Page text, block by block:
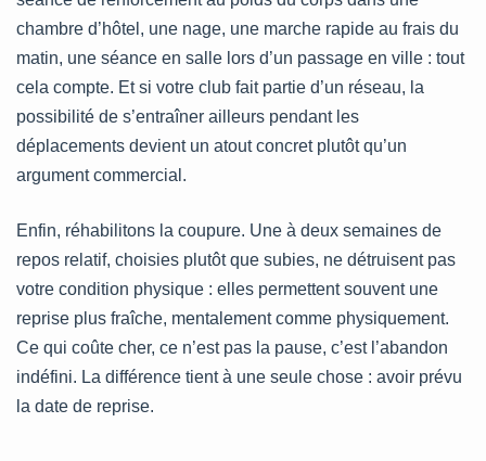
chambre d’hôtel, une nage, une marche rapide au frais du
matin, une séance en salle lors d’un passage en ville : tout
cela compte. Et si votre club fait partie d’un réseau, la
possibilité de s’entraîner ailleurs pendant les
déplacements devient un atout concret plutôt qu’un
argument commercial.
Enfin, réhabilitons la coupure. Une à deux semaines de
repos relatif, choisies plutôt que subies, ne détruisent pas
votre condition physique : elles permettent souvent une
reprise plus fraîche, mentalement comme physiquement.
Ce qui coûte cher, ce n’est pas la pause, c’est l’abandon
indéfini. La différence tient à une seule chose : avoir prévu
la date de reprise.